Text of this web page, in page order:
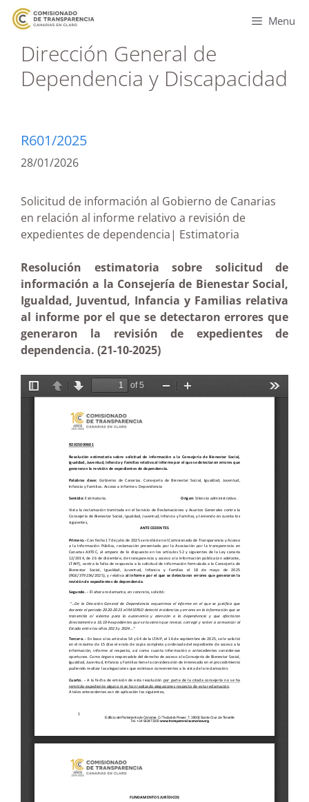
Menu
Dirección General de
Dependencia y Discapacidad
R601/2025
28/01/2026
Solicitud de información al Gobierno de Canarias
en relación al informe relativo a revisión de
expedientes de dependencia| Estimatoria
Resolución estimatoria sobre solicitud de
información a la Consejería de Bienestar Social,
Igualdad, Juventud, Infancia y Familias relativa
al informe por el que se detectaron errores que
generaron la revisión de expedientes de
dependencia. (21-10-2025)